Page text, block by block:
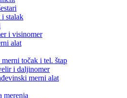
i stalak
i visinomer
alat
točak i tel. štap
i daljinomer
merni alat
merenja